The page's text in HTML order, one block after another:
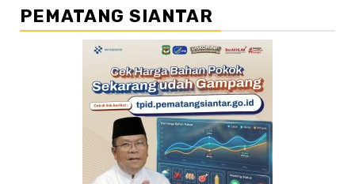
PEMATANG SIANTAR